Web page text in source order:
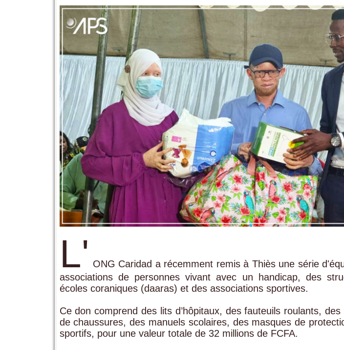
L' ONG Caridad a récemment remis à Thiès une série
associations de personnes vivant avec un handicap, des
écoles coraniques (daaras) et des associations sportives.
Ce don comprend des lits d’hôpitaux, des fauteuils roulants,
de chaussures, des manuels scolaires, des masques de
sportifs, pour une valeur totale de 32 millions de FCFA.